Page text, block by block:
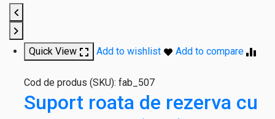
Quick View Add to wishlist Add to compare
Cod de produs (SKU): fab_507
Suport roata de rezerva cu